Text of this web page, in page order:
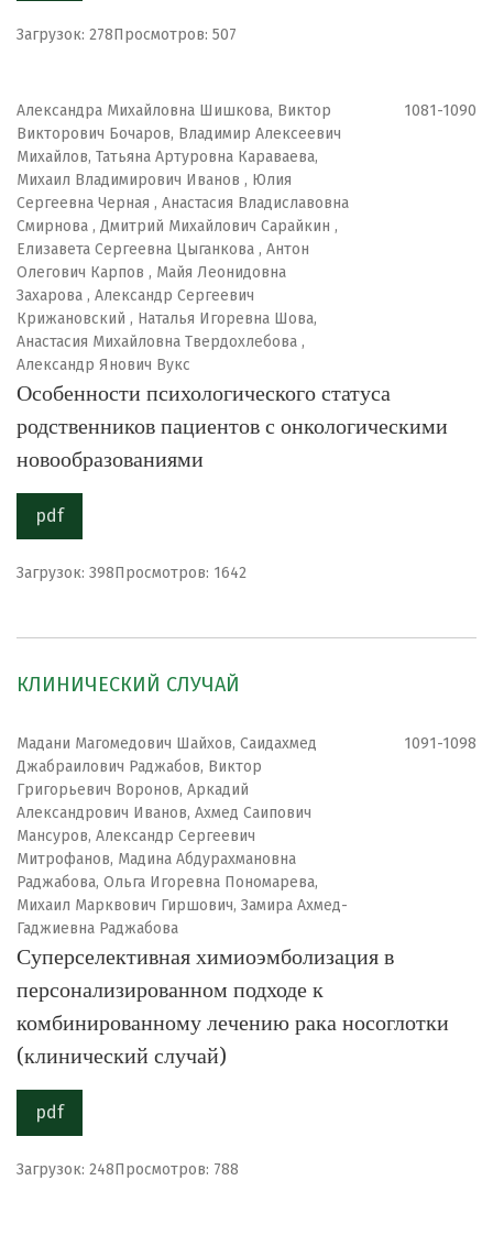
Загрузок: 278Просмотров: 507
Александра Михайловна Шишкова, Виктор
Викторович Бочаров, Владимир Алексеевич
Михайлов, Татьяна Артуровна Караваева,
Михаил Владимирович Иванов , Юлия
Сергеевна Черная , Анастасия Владиславовна
Смирнова , Дмитрий Михайлович Сарайкин ,
Елизавета Сергеевна Цыганкова , Антон
Олегович Карпов , Майя Леонидовна
Захарова , Александр Сергеевич
Крижановский , Наталья Игоревна Шова,
Анастасия Михайловна Твердохлебова ,
Александр Янович Вукс
1081-1090
Особенности психологического статуса
родственников пациентов с онкологическими
новообразованиями
pdf
Загрузок: 398Просмотров: 1642
КЛИНИЧЕСКИЙ СЛУЧАЙ
Мадани Магомедович Шайхов, Саидахмед
Джабраилович Раджабов, Виктор
Григорьевич Воронов, Аркадий
Александрович Иванов, Ахмед Саипович
Мансуров, Александр Сергеевич
Митрофанов, Мадина Абдурахмановна
Раджабова, Ольга Игоревна Пономарева,
Михаил Марквович Гиршович, Замира Ахмед-
Гаджиевна Раджабова
1091-1098
Суперселективная химиоэмболизация в
персонализированном подходе к
комбинированному лечению рака носоглотки
(клинический случай)
pdf
Загрузок: 248Просмотров: 788